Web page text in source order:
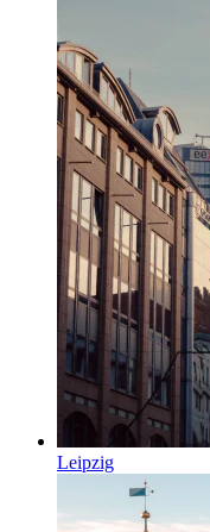
Leipzig